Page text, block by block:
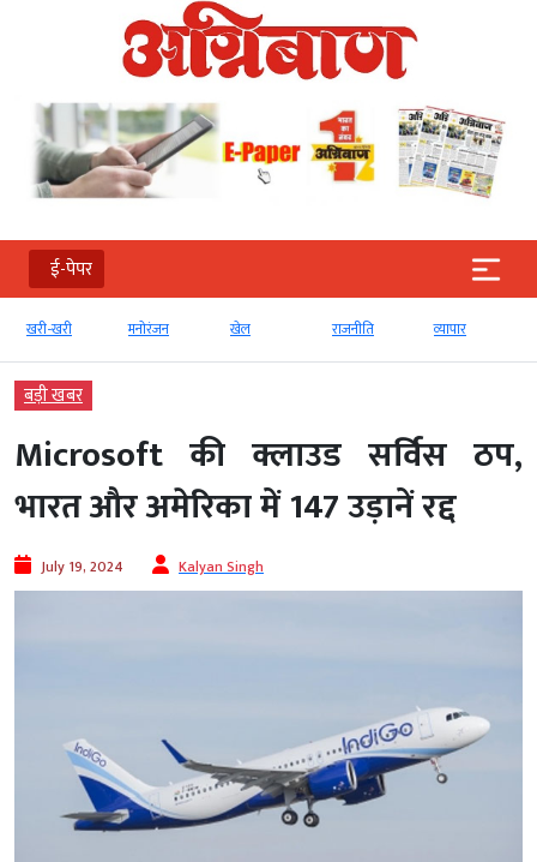
ई-पेपर
खरी-खरी मनोरंजन खेल राजनीति व्‍यापार
बड़ी खबर
Microsoft की क्लाउड सर्विस ठप,
भारत और अमेरिका में 147 उड़ानें रद्द
July 19, 2024 Kalyan Singh